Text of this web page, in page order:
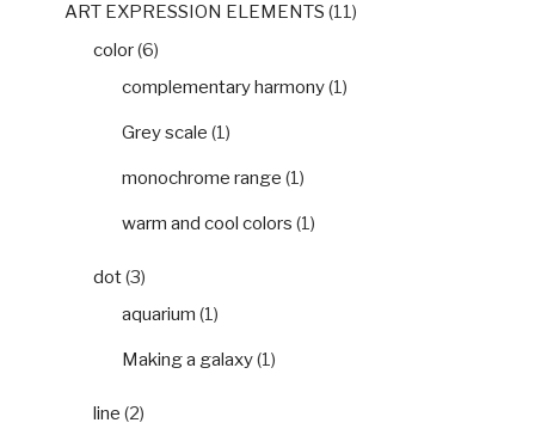
ART EXPRESSION ELEMENTS (11)
color(6)
complementary harmony(1)
Grey scale (1)
monochrome range (1)
warm and cool colors (1)
dot(3)
aquarium (1)
Making a galaxy(1)
line (2)